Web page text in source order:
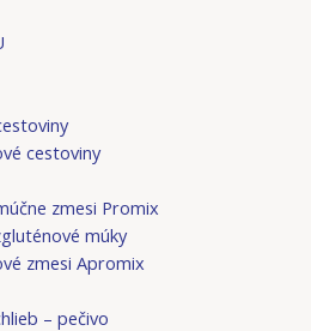
cestoviny
zmesi Promix
múky
zmesi Apromix
– pečivo